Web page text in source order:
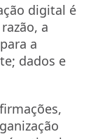
digital é
a
a
dados e